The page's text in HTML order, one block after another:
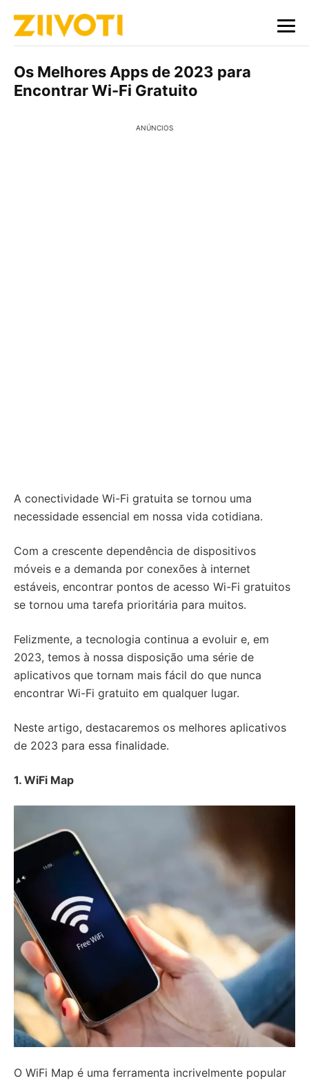
Os Melhores Apps de 2023 para
Encontrar Wi-Fi Gratuito
ANÚNCIOS
A conectividade Wi-Fi gratuita se tornou uma
necessidade essencial em nossa vida cotidiana.
Com a crescente dependência de dispositivos
móveis e a demanda por conexões à internet
estáveis, encontrar pontos de acesso Wi-Fi gratuitos
se tornou uma tarefa prioritária para muitos.
Felizmente, a tecnologia continua a evoluir e, em
2023, temos à nossa disposição uma série de
aplicativos que tornam mais fácil do que nunca
encontrar Wi-Fi gratuito em qualquer lugar.
Neste artigo, destacaremos os melhores aplicativos
de 2023 para essa finalidade.
1. WiFi Map
O WiFi Map é uma ferramenta incrivelmente popular